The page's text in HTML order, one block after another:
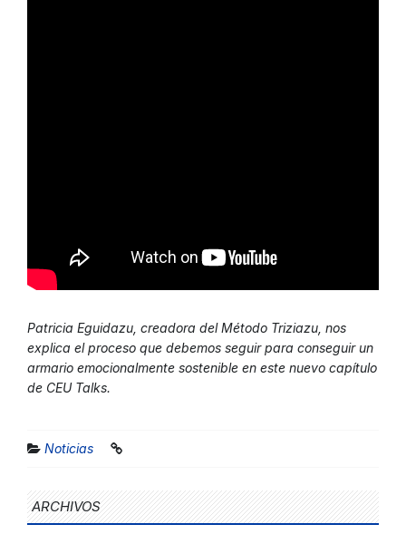
Patricia Eguidazu, creadora del Método Triziazu, nos
explica el proceso que debemos seguir para conseguir un
armario emocionalmente sostenible en este nuevo capítulo
de CEU Talks.
Noticias
ARCHIVOS